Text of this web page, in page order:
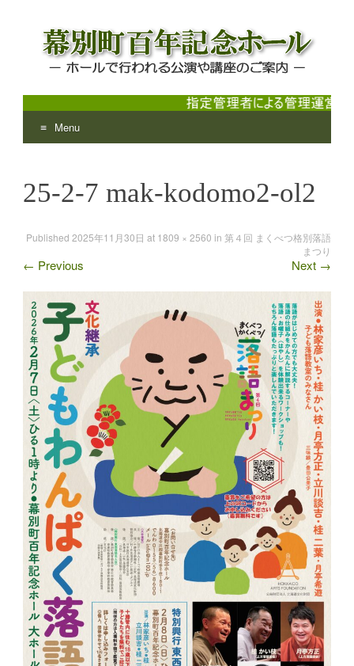
幕別町百年記念ホール
ホールで行われる公演や講座のご案内
Menu
content
25-2-7 mak-kodomo2-ol2
Published 2025年11月30日 at 1809 × 2560 in 第４回 まくべつ格別落語
まつり
← Previous Next →